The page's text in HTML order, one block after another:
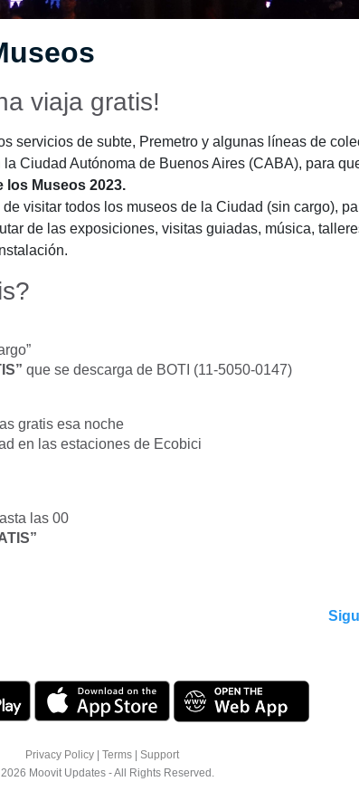
viaja gratis!
servicios de subte, Premetro y algunas líneas de
Ciudad Autónoma de Buenos Aires (CABA), para
los Museos 2023.
visitar todos los museos de la Ciudad (sin cargo),
de las exposiciones, visitas guiadas, música,
que se descarga de BOTI (11-5050-0147)
gratis esa noche
en las estaciones de Ecobici
las 00
Privacy Policy Terms
Support
Moovit Updates - All Rights Reserved.